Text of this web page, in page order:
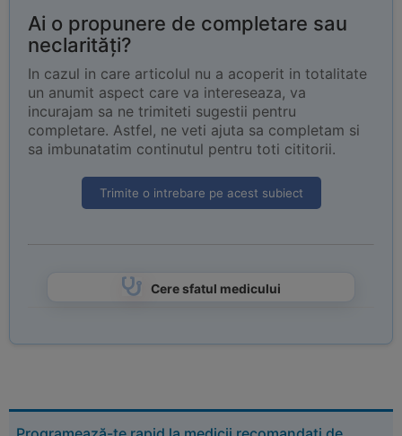
Ai o propunere de completare sau
neclarități?
In cazul in care articolul nu a acoperit in totalitate
un anumit aspect care va intereseaza, va
incurajam sa ne trimiteti sugestii pentru
completare. Astfel, ne veti ajuta sa completam si
sa imbunatatim continutul pentru toti cititorii.
Trimite o intrebare pe acest subiect
Cere sfatul medicului